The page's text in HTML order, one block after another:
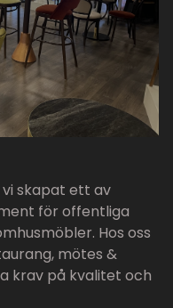
skapat ett av
för offentliga
Hos oss
mötes &
krav på kvalitet och